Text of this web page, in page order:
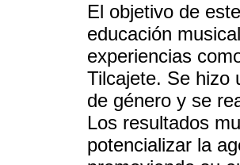
El objetivo de
educación
experiencias
Tilcajete. Se hizo
de género y se
Los resultados
potencializar la